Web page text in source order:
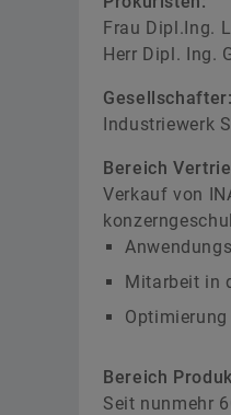
Frau Dipl.Ing.
Herr Dipl. Ing.
Gesellschafter:
Industriewerk
Bereich
Verkauf von
Mitarbeit in
Bereich
Seit nunmehr